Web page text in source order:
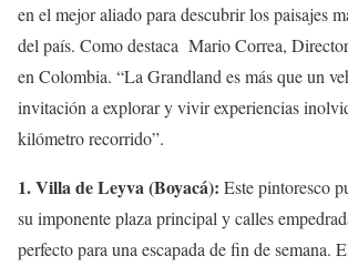
en el mejor aliado para descubrir los paisajes
del país. Como destaca Mario Correa,
en Colombia. “La Grandland es más que un
invitación a explorar y vivir experiencias
kilómetro recorrido”.
1. Villa de Leyva (Boyacá): Este pintoresco
su imponente plaza principal y calles
perfecto para una escapada de fin de semana.